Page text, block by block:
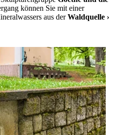
können Sie mit einer
aus derWaldquelle ›